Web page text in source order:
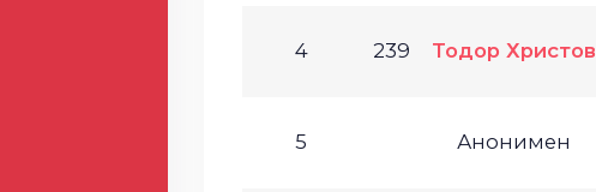
4 239 Тодор Христов
5 Анонимен